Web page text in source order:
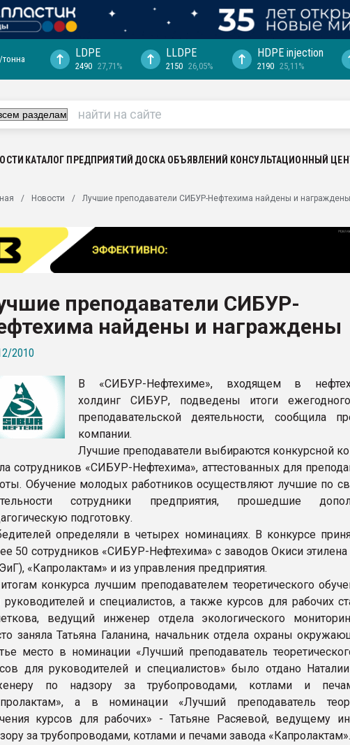
помог "Ижевскому
машины:
выходит на
в переработке
строительном рынке
выдува ПЭТ
НА ФОРУМ
LDPE
2490 27,71%
LLDPE
2150 26,05%
HDPE injection
2190 25,11%
КАТАЛОГ ПРЕДПРИЯТИЙ ДОСКА ОБЪЯВЛЕНИЙ КОНСУЛЬТАЦИОННЫЙ
Новости Лучшие преподаватели СИБУР-Нефтехима найдены и награждены
преподаватели СИБУР-
найдены и награждены
2010
В «СИБУР-Нефтехиме», входящем в
холдинг СИБУР, подведены итоги
преподавательской деятельности, сообщила
компании.
Лучшие преподаватели выбираются конкурсной
сотрудников «СИБУР-Нефтехима», аттестованных для
Обучение молодых работников осуществляют лучшие по
сотрудники предприятия, прошедшие
подготовку.
определяли в четырех номинациях. В конкурсе
50 сотрудников «СИБУР-Нефтехима» с заводов Окиси этилена
«Капролактам» и из управления предприятия.
конкурса лучшим преподавателем теоретического
руководителей и специалистов, а также курсов для рабочих
ведущий инженер отдела экологического
заняла Татьяна Галанина, начальник отдела охраны
место в номинации «Лучший преподаватель
для руководителей и специалистов» было отдано
по надзору за трубопроводами, котлами и
а в номинации «Лучший преподаватель
курсов для рабочих» - Татьяне Расяевой, ведущему
за трубопроводами, котлами и печами завода «Капролактам».